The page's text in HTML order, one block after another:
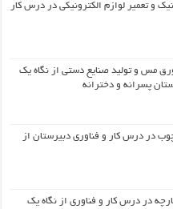
و تعمیر لوازم الکترونیکی در درس کار
مس و تولید صنایع دستی از نگاه یک
پسرانه و دخترانه
در درس کار و فناوری دبیرستان از
در درس کار و فناوری از نگاه یک